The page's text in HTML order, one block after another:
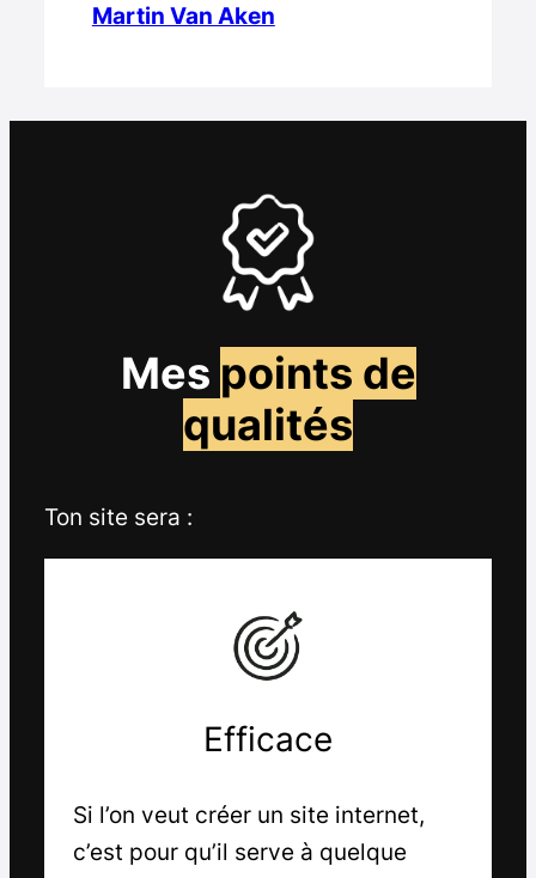
Martin Van Aken
Mes points de
qualités
Ton site sera :
Efficace
Si l’on veut créer un site internet,
c’est pour qu’il serve à quelque